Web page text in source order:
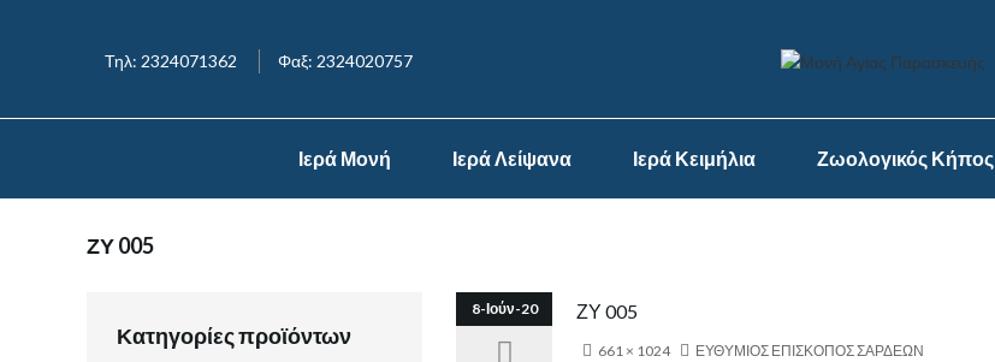
Τηλ: 2324071362 Φαξ: 2324020757
Ιερά Μονή Ιερά Λείψανα Ιερά Κειμήλια Ζωολογικός Κήπος
ΖΥ 005
8-Ιούν-20 ΖΥ 005
661 × 1024 ΕΥΘΥΜΙΟΣ ΕΠΙΣΚΟΠΟΣ ΣΑΡΔΕΩΝ
Κατηγορίες προϊόντων